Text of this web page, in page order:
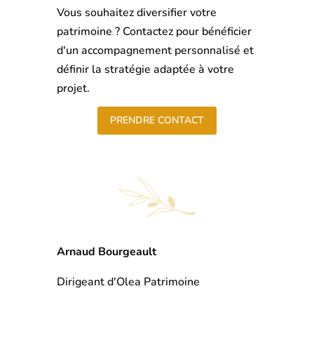
Vous souhaitez diversifier votre
patrimoine ? Contactez pour bénéficier
d'un accompagnement personnalisé et
définir la stratégie adaptée à votre
projet.
PRENDRE CONTACT
Arnaud Bourgeault
Dirigeant d'Olea Patrimoine